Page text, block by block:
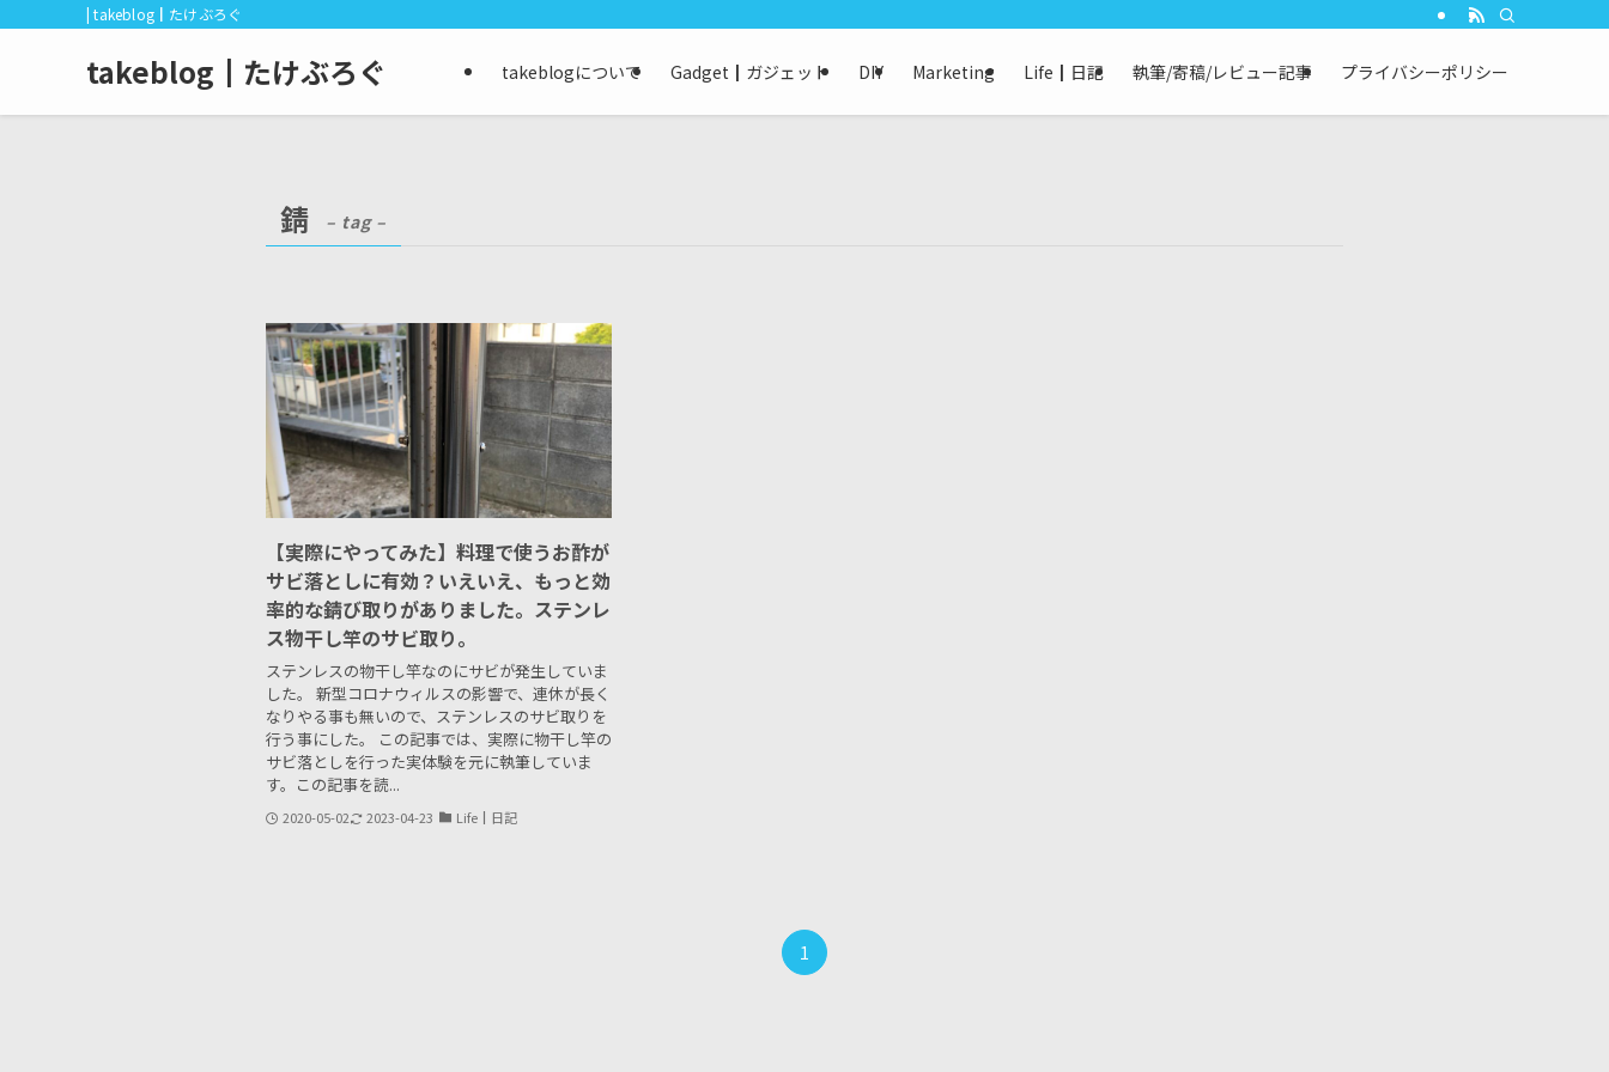
| takeblog┃たけぶろぐ
takeblog┃たけぶろぐ takeblogについて Gadget┃ガジェット DIY Marketing Life┃日記 執筆/寄稿/レビュー記事 プライバシーポリシー
錆 – tag –
【実際にやってみた】料理で使うお酢が
サビ落としに有効？いえいえ、もっと効
率的な錆び取りがありました。ステンレ
ス物干し竿のサビ取り。
ステンレスの物干し竿なのにサビが発生していま
した。 新型コロナウィルスの影響で、連休が長く
なりやる事も無いので、ステンレスのサビ取りを
行う事にした。 この記事では、実際に物干し竿の
サビ落としを行った実体験を元に執筆していま
す。この記事を読...
2020-05-02 2023-04-23 Life┃日記
1